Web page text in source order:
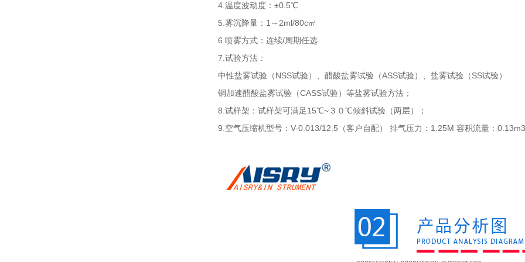
4.温度波动度：±0.5℃
5.雾沉降量：1～2ml/80c㎡
6.喷雾方式：连续/周期任选
7.试验方法：
中性盐雾试验（NSS试验）、醋酸盐雾试验（ASS试验）、盐雾试验（SS试验）
铜加速醋酸盐雾试验（CASS试验）等盐雾试验方法；
8.试样架：试样架可满足15℃~３０℃倾斜试验（两层）；
9.空气压缩机型号：V-0.013/12.5（客户自配） 排气压力：1.25M 容积流量：